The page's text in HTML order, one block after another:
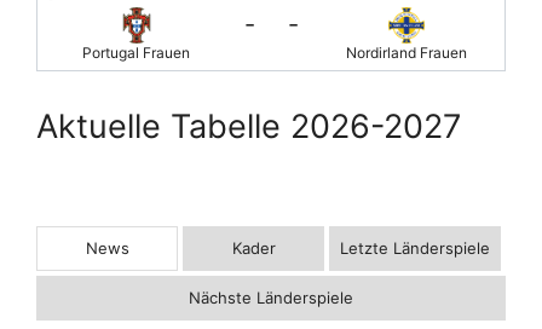
Portugal Frauen
- -
Nordirland Frauen
Aktuelle Tabelle 2026-2027
News Kader Letzte Länderspiele
Nächste Länderspiele